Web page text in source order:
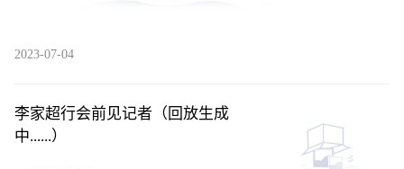
2023-07-04
李家超行会前见记者（回放生成
中......）